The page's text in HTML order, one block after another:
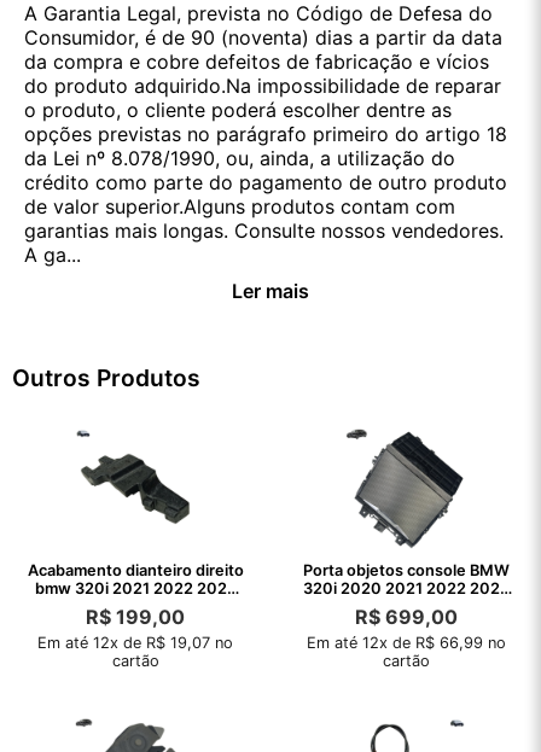
A Garantia Legal, prevista no Código de Defesa do
Consumidor, é de 90 (noventa) dias a partir da data
da compra e cobre defeitos de fabricação e vícios
do produto adquirido.Na impossibilidade de reparar
o produto, o cliente poderá escolher dentre as
opções previstas no parágrafo primeiro do artigo 18
da Lei nº 8.078/1990, ou, ainda, a utilização do
crédito como parte do pagamento de outro produto
de valor superior.Alguns produtos contam com
garantias mais longas. Consulte nossos vendedores.
A ga...
Ler mais
Outros Produtos
Acabamento dianteiro direito
bmw 320i 2021 2022 2023
2024
R$ 199,00
Em até 12x de R$ 19,07 no
cartão
Porta objetos console BMW
320i 2020 2021 2022 2023
2024 2025
R$699,00
Em até 12x de R$ 66,99 no
cartão